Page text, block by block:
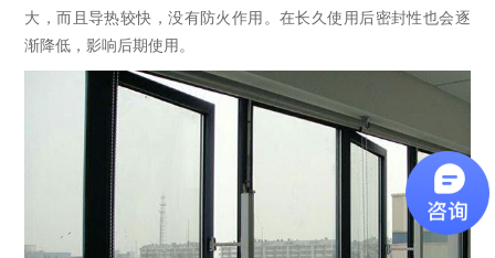
大，而且导热较快，没有防火作用。在长久使用后密封性也会逐
渐降低，影响后期使用。